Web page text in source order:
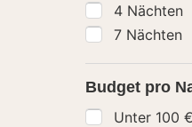
4 Nächten
7 Nächten
Budget pro
Unter 100 €